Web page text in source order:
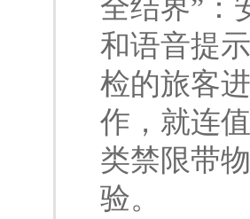
全结界”：
和语音提
检的旅客
作，就连
类禁限带
验。